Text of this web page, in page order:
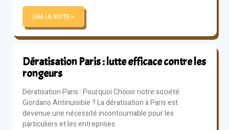
LIRE LA SUITE »
Dératisation Paris : lutte efficace contre les
rongeurs
Dératisation Paris : Pourquoi Choisir notre société
Giordano Antinuisible ? La dératisation à Paris est
devenue une nécessité incontournable pour les
particuliers et les entreprises.